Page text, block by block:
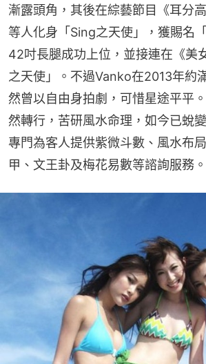
漸露頭角，其後在綜藝節目《耳分
等人化身「Sing之天使」，獲賜名
42吋長腿成功上位，並接連在《美
之天使」。不過Vanko在2013年約
然曾以自由身拍劇，可惜星途平平
然轉行，苦研風水命理，如今已蛻
專門為客人提供紫微斗數、風水布
甲、文王卦及梅花易數等諮詢服務。